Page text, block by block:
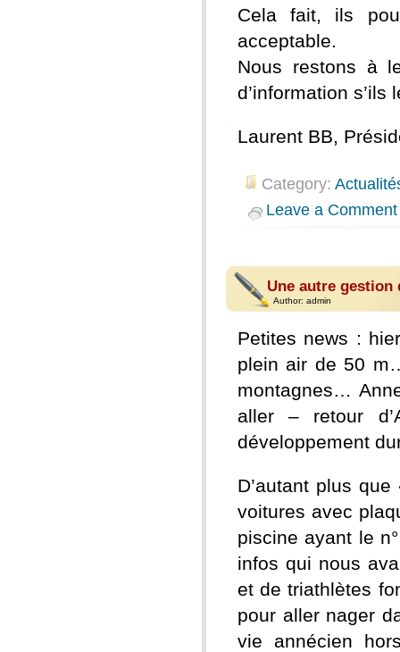
Cela fait, ils
acceptable.
Nous restons à
d’information s’ils
Laurent BB,
Category:
Leave a Comment
Une autre gestion
Author: admin
Petites news :
plein air de 50
montagnes…
aller – retour
développement
D’autant plus
voitures avec
piscine ayant le
infos qui nous
et de triathlètes
pour aller nager
vie annécien